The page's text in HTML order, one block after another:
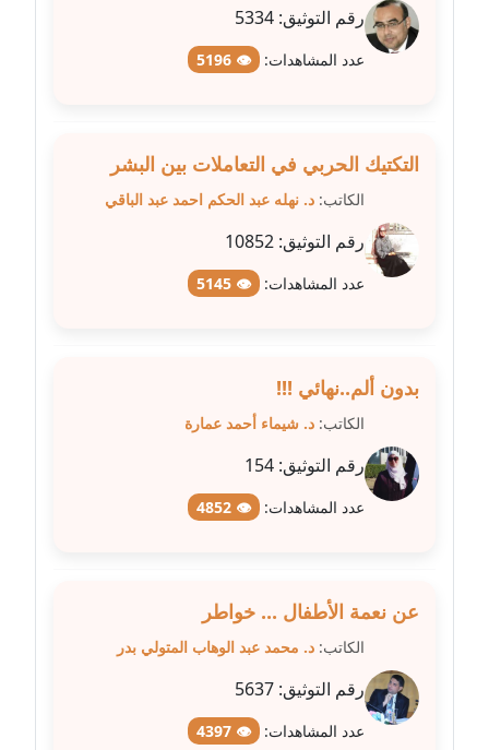
عاملة
مدونة شرف الدين محمد
عاملة
مدونة شيماء الجمل
عاملة
مدونة شيماء عبد المقصود
مدونة شيماء عصام
عاملة
مدونة شيماء مكى
مدونة صفا غنيم
رقم التوثيق: 5334
عدد المشاهدات: 👁 5196
التكتيك الحربي في التعاملات بين البشر
الكاتب: د. نهله عبد الحكم احمد عبد الباقي
رقم التوثيق: 10852
عدد المشاهدات: 👁 5145
بدون ألم..نهائي !!!
الكاتب: د. شيماء أحمد عمارة
رقم التوثيق: 154
عدد المشاهدات: 👁 4852
عن نعمة الأطفال ... خواطر
الكاتب: د. محمد عبد الوهاب المتولي بدر
رقم التوثيق: 5637
عدد المشاهدات: 👁 4397